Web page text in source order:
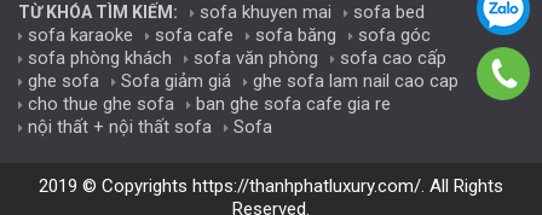
TỪ KHÓA TÌM KIẾM: sofa khuyen mai
sofa bed
sofa karaoke
sofa cafe sofa băng
sofa góc
sofa phòng khách
sofa văn phòng
sofa cao cấp
ghe sofa
Sofa giảm giá
ghe sofa lam nail cao cap
cho thue ghe sofa
ban ghe sofa cafe gia re
nội thất + nội thất sofa
Sofa
2019 © Copyrights https://thanhphatluxury.com/. All Rights
Reserved.